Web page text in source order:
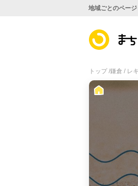
トップ /鎌倉 / レ
地域ごとのページ